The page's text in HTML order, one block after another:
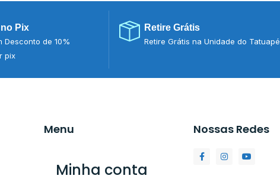
Pix
Desconto de 10%
pix
Retire Grátis
Retire Grátis na Unidade do Tatuapé
Menu
Minha conta
Nossas Redes